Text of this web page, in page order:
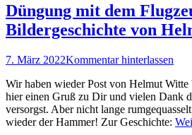
Düngung mit dem
Bildergeschichte von
Posted
7. März 2022Kommentar hinterlassen
Wir haben wieder Post von Helmut
hier einen Gruß zu Dir und vielen Dank
versorgst. Aber nicht lange
wieder der Hammer! Zur Geschichte: